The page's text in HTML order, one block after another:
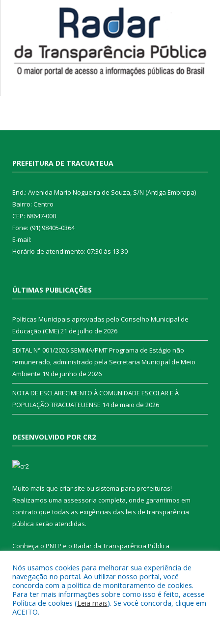
PREFEITURA DE TRACUATEUA
End.: Avenida Mario Nogueira de Souza, S/N (Antiga Embrapa)
Bairro: Centro
CEP: 68647-000
Fone: (91) 98405-0364
E-mail:
Horário de atendimento: 07:30 às 13:30
ÚLTIMAS PUBLICAÇÕES
Políticas Municipais aprovadas pelo Conselho Municipal de
Educação (CME)21 de julho de 2026
EDITAL N° 001/2026 SEMMA/PMT Programa de Estágio não
remunerado, administrado pela Secretaria Municipal de Meio
Ambiente 19 de junho de 2026
NOTA DE ESCLARECIMENTO À COMUNIDADE ESCOLAR E À
POPULAÇÃO TRACUATEUENSE 14 de maio de 2026
DESENVOLVIDO POR CR2
Muito mais que criar site ou sistema para prefeituras!
Realizamos uma assessoria completa, onde garantimos em
contrato que todas as exigências das leis de transparência
pública serão atendidas.
Conheça o PNTP e o Radar da Transparência Pública
Todos os direitos reservados a Prefeitura Municipal de
Tracuateua.
Nós usamos cookies para melhorar sua experiência de
navegação no portal. Ao utilizar nosso portal, você
concorda com a política de monitoramento de cookies.
Para ter mais informações sobre como isso é feito, acesse
Política de cookies (Leia mais). Se você concorda, clique em
ACEITO.